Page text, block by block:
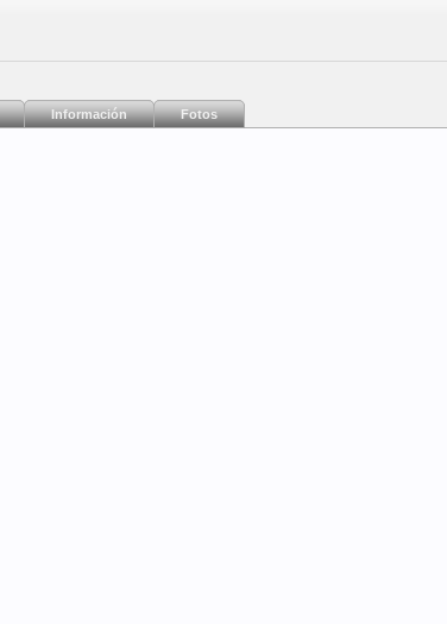
Información Fotos